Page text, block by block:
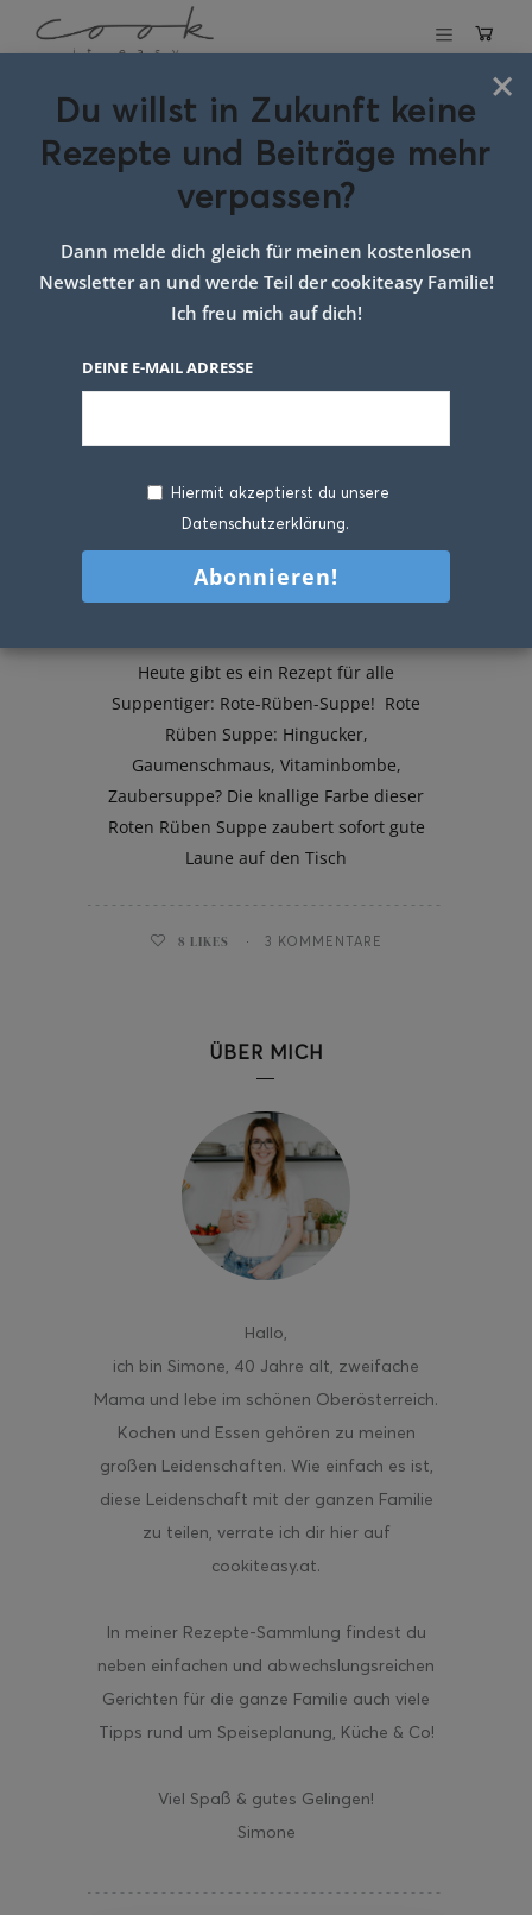
Schlagwort:Rote-
Rüben-Suppe
cook it easy
Heute gibt es ein Rezept für alle
Suppentiger: Rote-Rüben-Suppe! Rote
Rüben Suppe: Hingucker,
Gaumenschmaus, Vitaminbombe,
Zaubersuppe? Die knallige Farbe dieser
Roten Rüben Suppe zaubert sofort gute
Laune auf den Tisch
8 LIKES 3 KOMMENTARE
ÜBER MICH
Hallo,
ich bin Simone, 40 Jahre alt, zweifache
Mama und lebe im schönen Oberösterreich.
Kochen und Essen gehören zu meinen
großen Leidenschaften. Wie einfach es ist,
diese Leidenschaft mit der ganzen Familie
zu teilen, verrate ich dir hier auf
cookiteasy.at.
In meiner Rezepte-Sammlung findest du
neben einfachen und abwechslungsreichen
Gerichten für die ganze Familie auch viele
Tipps rund um Speiseplanung, Küche & Co!
Viel Spaß & gutes Gelingen!
Simone
×
Du willst in Zukunft keine
Rezepte und Beiträge mehr
verpassen?
Dann melde dich gleich für meinen kostenlosen
Newsletter an und werde Teil der cookiteasy Familie!
Ich freu mich auf dich!
DEINE E-MAIL ADRESSE
Hiermit akzeptierst du unsere
Datenschutzerklärung.